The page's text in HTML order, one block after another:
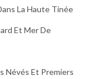
La Haute Tinée
Et Mer De
Névés Et Premiers